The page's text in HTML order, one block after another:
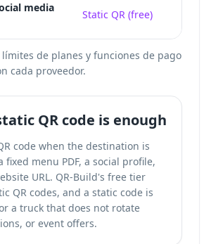
media
Static QR (free)
de planes y funciones de pago
cada proveedor.
QR code is enough
code when the destination is
fixed menu PDF, a social profile,
URL. QR-Build's free tier
QR codes, and a static code is
a truck that does not rotate
or event offers.